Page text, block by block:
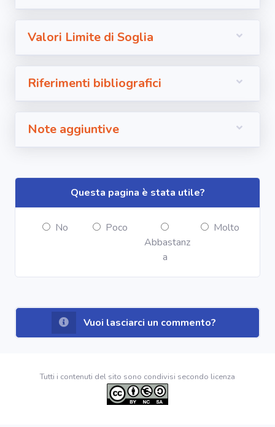
Valori Limite di Soglia
Riferimenti bibliografici
Note aggiuntive
Questa pagina è stata utile?
No
Poco
Abbastanz
a
Molto
Vuoi lasciarci un commento?
Tutti i contenuti del sito sono condivisi secondo licenza